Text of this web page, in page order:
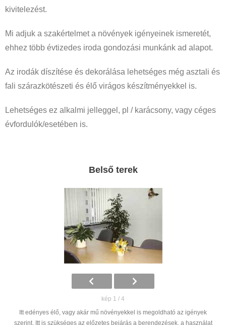
kivitelezést.
Mi adjuk a szakértelmet a növények igényeinek ismeretét,
ehhez több évtizedes iroda gondozási munkánk ad alapot.
Az irodák díszítése és dekorálása lehetséges még asztali és
fali szárazkötészeti és élő virágos készítményekkel is.
Lehetséges ez alkalmi jelleggel, pl / karácsony, vagy céges
évfordulók/esetében is.
Belső terek
kép 1 / 4
Itt edényes élő, vagy akár mű növényekkel is megoldható az igények
szerint. Itt is szükséges az előzetes bejárás a berendezések, a használat